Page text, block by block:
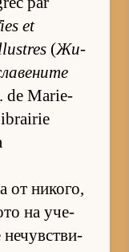
et
(Жи­
de Marie-
от ни­ко­го,
на уче­
не­чув­с­т­ви­